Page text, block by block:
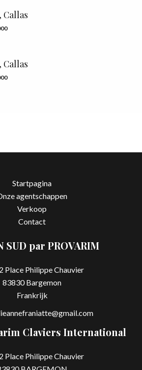
Callas
Callas
Startpagina
agentschappen
Verkoop
Contact
SUD par PROVARIM
Place Philippe Chauvier
83830 Bargemon
Frankrijk
Claviers International
Place Philippe Chauvier